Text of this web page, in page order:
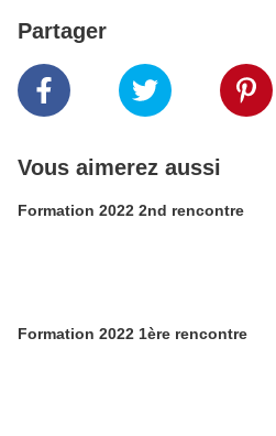
Partager
Vous aimerez aussi
Formation 2022 2nd rencontre
Formation 2022 1ère rencontre